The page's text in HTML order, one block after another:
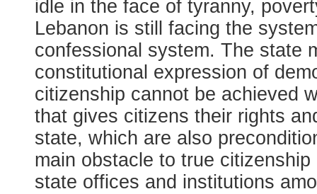
idle in the face of tyranny,
Lebanon is still facing the
confessional system. The state
constitutional expression of
citizenship cannot be achieved
that gives citizens their rights
state, which are also
main obstacle to true
state offices and institutions